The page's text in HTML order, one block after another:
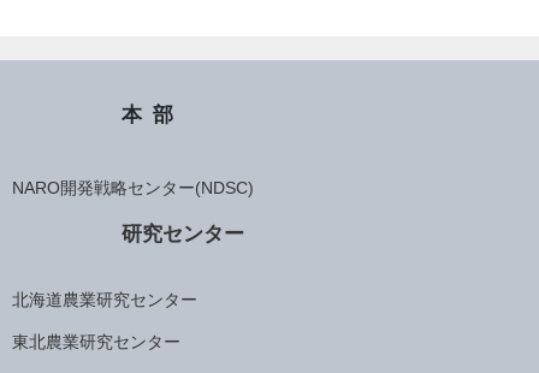
本部
NARO開発戦略センター(NDSC)
研究センター
北海道農業研究センター
東北農業研究センター